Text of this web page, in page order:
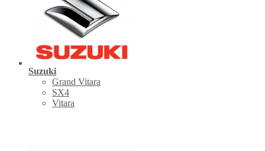
Suzuki
Grand Vitara
SX4
Vitara